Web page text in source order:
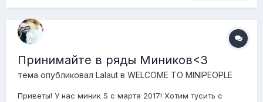
Принимайте в ряды Миников<3
тема опубликовал Lalaut в WELCOME TO MINIPEOPLE
Приветы! У нас миник S с марта 2017! Хотим тусить с